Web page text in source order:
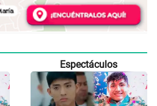
Espectáculos